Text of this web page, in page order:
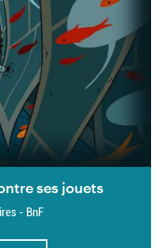
ses jouets
- BnF